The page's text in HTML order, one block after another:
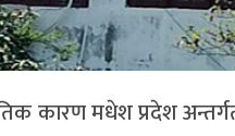
कारण मधेश प्रदेश